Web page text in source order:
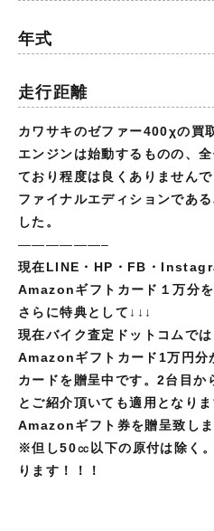
年式
走行距離
カワサキのゼファー400χの買
エンジンは始動するものの、
ており程度は良くありませんで
ファイナルエディションであ
した。
——————–
現在LINE・HP・FB・
Amazonギフトカード１万分を
さらに特典として↓↓↓
現在バイク査定ドットコムで
Amazonギフトカード1万円分
カードを贈呈中です。2台目か
とご紹介頂いても適用となり
Amazonギフト券を贈呈致しま
※但し50㏄以下の原付は除く
ります！！！